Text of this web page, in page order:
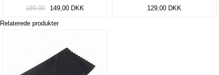
189,00 149,00 DKK 129,00 DKK
Relaterede produkter